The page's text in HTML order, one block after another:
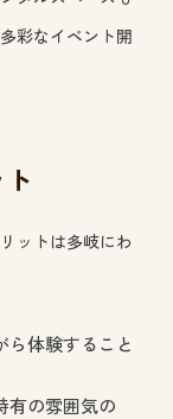
彩なイベント開
ットは多岐にわ
ら体験すること
有の雰囲気の